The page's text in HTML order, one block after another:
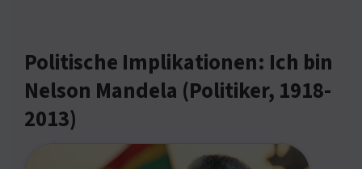
Politische Implikationen: Ich bin
Nelson Mandela (Politiker, 1918-
2013)